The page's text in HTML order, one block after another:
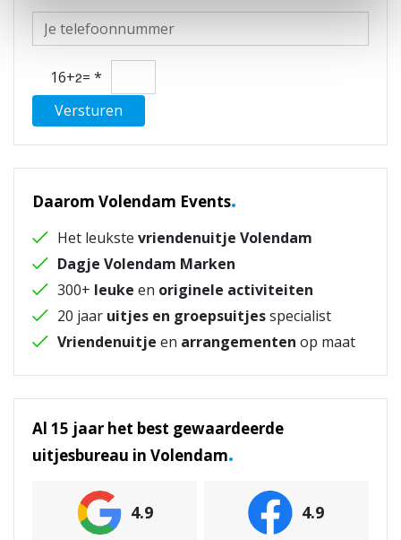
16+ = *
Versturen
Daarom Volendam Events.
Het leukste vriendenuitje Volendam
Dagje Volendam Marken
300+ leuke en originele activiteiten
20 jaar uitjes en groepsuitjesspecialist
Vriendenuitje en arrangementen op maat
Al 15 jaar het best gewaardeerde
uitjesbureau in Volendam.
4.9 4.9